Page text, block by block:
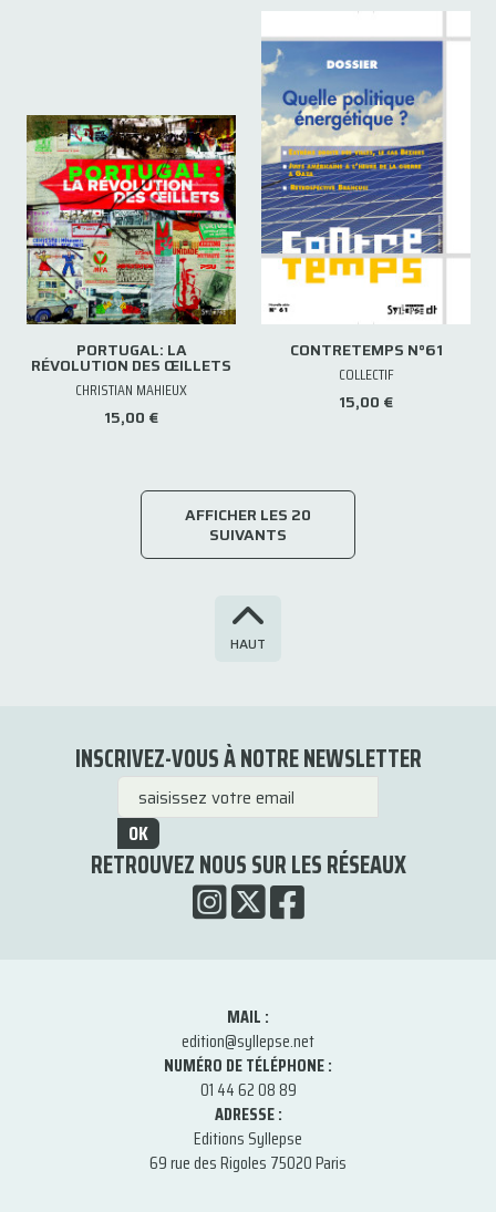
PORTUGAL: LA
RÉVOLUTION DES ŒILLETS
CHRISTIAN MAHIEUX
15,00 €
CONTRETEMPS N°61
COLLECTIF
15,00 €
AFFICHER LES 20
SUIVANTS
HAUT
INSCRIVEZ-VOUS À NOTRE NEWSLETTER
OK
RETROUVEZ NOUS SUR LES RÉSEAUX
MAIL :
edition@syllepse.net
NUMÉRO DE TÉLÉPHONE :
01 44 62 08 89
ADRESSE :
Editions Syllepse
69 rue des Rigoles 75020 Paris